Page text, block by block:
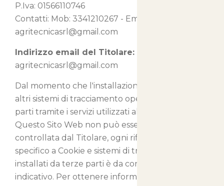
P.Iva: 01566110746
Contatti: Mob: 3341210267 - Email:
agritecnicasrl@gmail.com
Indirizzo email del Titolare:
agritecnicasrl@gmail.com
Dal momento che l'installazione di Cookie e di
altri sistemi di tracciamento operata da terze
parti tramite i servizi utilizzati all'interno di
Questo Sito Web non può essere tecnicamente
controllata dal Titolare, ogni riferimento
specifico a Cookie e sistemi di tracciamento
installati da terze parti è da considerarsi
indicativo. Per ottenere informazioni complete,